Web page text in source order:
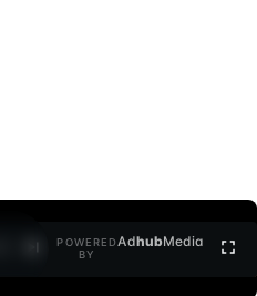
POWERED
BY
AdhubMedia